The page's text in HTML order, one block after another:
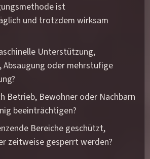
ist
und trotzdem wirksam
Unterstützung,
Absaugung oder mehrstufige
Betrieb, Bewohner oder Nachbarn
beeinträchtigen?
Bereiche geschützt,
zeitweise gesperrt werden?